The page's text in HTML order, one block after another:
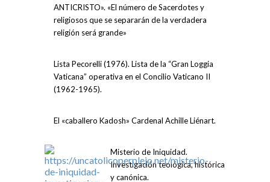
ANTICRISTO». «El número de Sacerdotes y
religiosos que se separarán de la verdadera
religión será grande»
Lista Pecorelli (1976). Lista de la “Gran Loggia
Vaticana” operativa en el Concilio Vaticano II
(1962-1965).
El «caballero Kadosh» Cardenal Achille Liénart.
Misterio de Iniquidad.
Investigación teológica, histórica
y canónica.